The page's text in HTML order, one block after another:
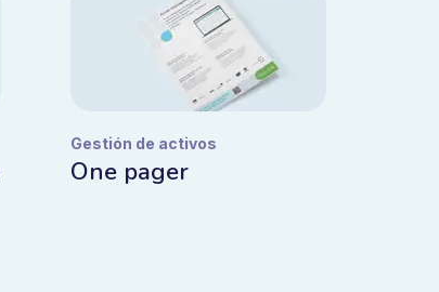
Gestión de activos
One pager